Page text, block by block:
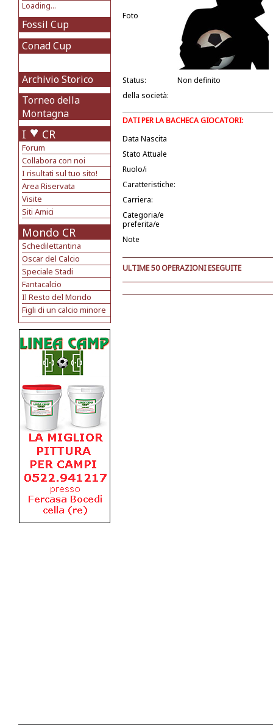
Loading...
Fossil Cup
Conad Cup
Archivio Storico
Torneo della
Montagna
I CR
Forum
Collabora con noi
I risultati sul tuo sito!
Area Riservata
Visite
Siti Amici
Mondo CR
Schedilettantina
Oscar del Calcio
Speciale Stadi
Fantacalcio
Il Resto del Mondo
Figli di un calcio minore
Foto
Status:
Non definito
della società:
DATI PER LA BACHECA GIOCATORI:
Data Nascita
Stato Attuale
Ruolo/i
Caratteristiche:
Carriera:
Categoria/e
preferita/e
Note
ULTIME 50 OPERAZIONI ESEGUITE